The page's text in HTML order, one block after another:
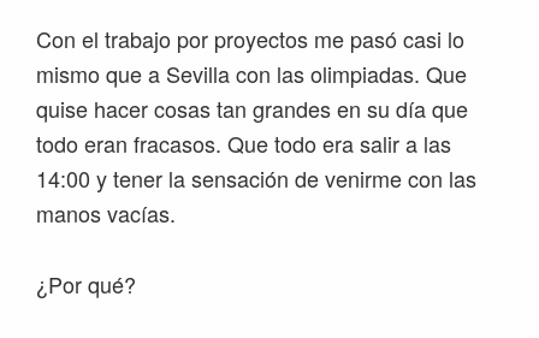
Con el trabajo por proyectos me pasó casi lo
mismo que a Sevilla con las olimpiadas. Que
quise hacer cosas tan grandes en su día que
todo eran fracasos. Que todo era salir a las
14:00 y tener la sensación de venirme con las
manos vacías.
¿Por qué?